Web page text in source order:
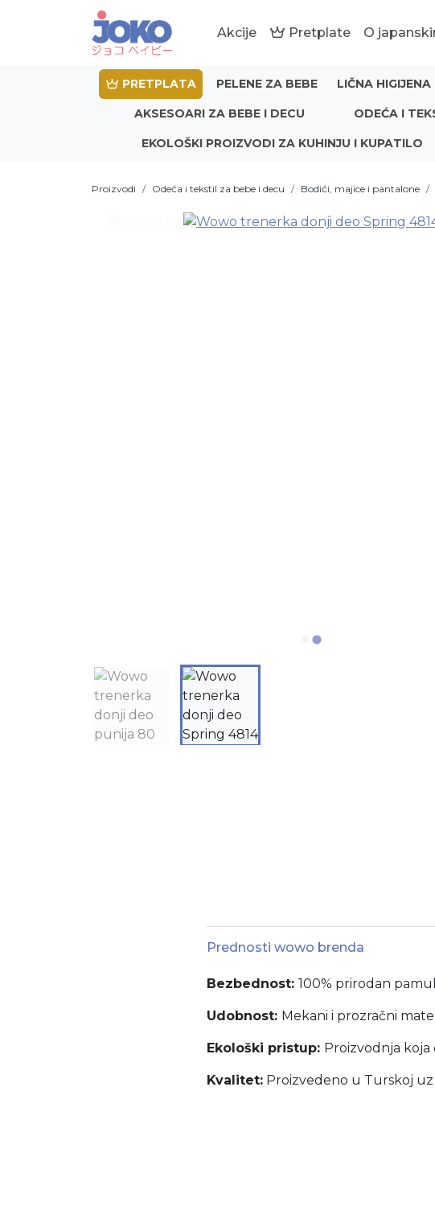
Akcije Pretplate O
PRETPLATA PELENE ZA BEBE LIČNA
AKSESOARI ZA BEBE I DECU ODEĆA I
EKOLOŠKI PROIZVODI ZA KUHINJU I KUPATILO
Proizvodi Odeća i tekstil za bebe i decu Bodići, majice i pantalone
Prednosti wowo brenda
Bezbednost: 100% prirodan
Udobnost: Mekani i prozračni
Ekološki pristup: Proizvodnja koja
Kvalitet: Proizvedeno u Turskoj